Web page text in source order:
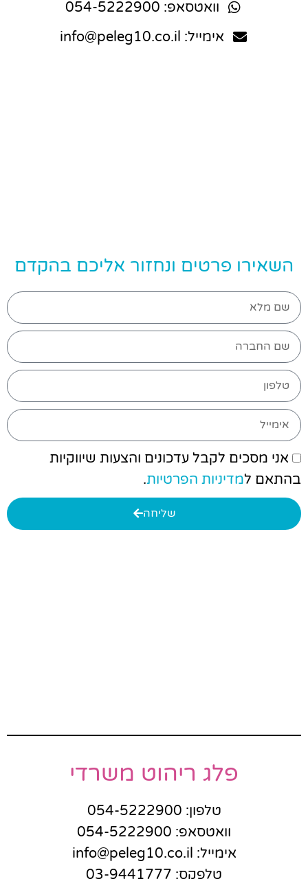
וואטסאפ: 054-5222900
אימייל: info@peleg10.co.il
השאירו פרטים ונחזור אליכם בהקדם
אני מסכים לקבל עדכונים והצעות שיווקיות
בהתאם למדיניות הפרטיות.
שליחה
פלג ריהוט משרדי
טלפון: 054-5222900
וואטסאפ: 054-5222900
אימייל: info@peleg10.co.il
טלפקס: 03-9441777